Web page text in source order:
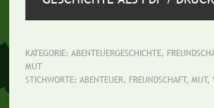
KATEGORIE: ABENTEUERGESCHICHTE,
MUT
STICHWORTE: ABENTEUER, FREUNDSCHAFT, MUT,